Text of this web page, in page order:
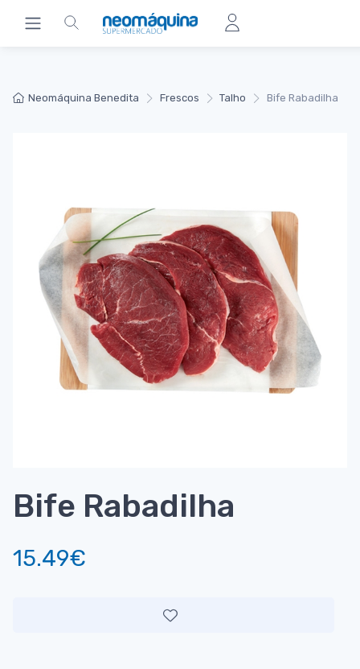
Neomáquina Benedita Frescos Talho Bife Rabadilha
Bife Rabadilha
15.49€